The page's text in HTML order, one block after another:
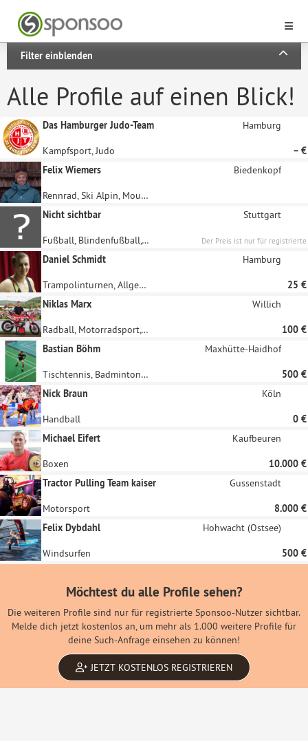
Filter einblenden
Alle Profile auf einen Blick!
Das Hamburger Judo-Team Hamburg
Kampfsport, Judo
– €
Felix Wiemers
Biedenkopf
Rennrad, Ski Alpin, Mountainbike, Geräteturnen, Freestyle-Skiing
Nicht sichtbar
Stuttgart
Fußball, Blindenfußball, Futsal
Der Preis ist nur für registrierte
Unternehmen sichtbar
Daniel Schmidt Hamburg
Trampolinturnen, Allgemeines Turnen
25 €
Niklas Marx
Willich
Radball, Motorradsport, Motorsport, Motocross
100 €
Bastian Böhm
Maxhütte-Haidhof
Tischtennis, Badminton, Racketlon, Squash, Tennis
500 €
Nick Braun
Köln
Handball
0 €
Michael Eifert
Kaufbeuren
Boxen
10.000 €
Tractor Pulling Team kaiser
Gussenstadt
Motorsport
8.000 €
Felix Dybdahl
Hohwacht (Ostsee)
Windsurfen 500 €
Möchtest du alle Profile sehen?
Die weiteren Profile sind nur für registrierte Sponsoo-Nutzer sichtbar.
Melde dich jetzt kostenlos an, um mehr als 1.000 weitere Profile für
deine Such-Anfrage einsehen zu können!
JETZT KOSTENLOS REGISTRIEREN